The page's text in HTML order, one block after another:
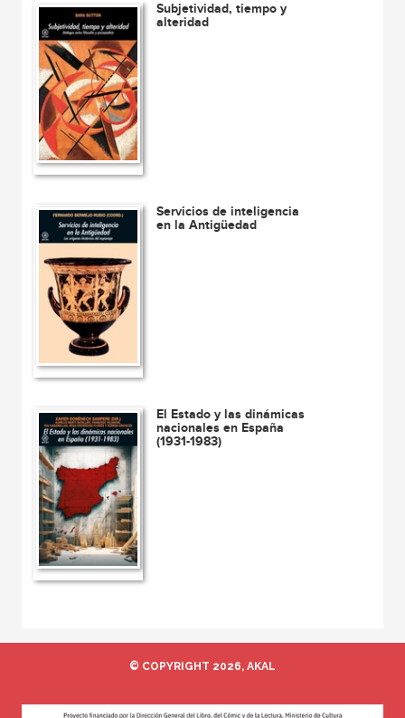
Subjetividad, tiempo y
alteridad
Servicios de inteligencia
en la Antigüedad
El Estado y las dinámicas
nacionales en España
(1931-1983)
© COPYRIGHT 2026, AKAL